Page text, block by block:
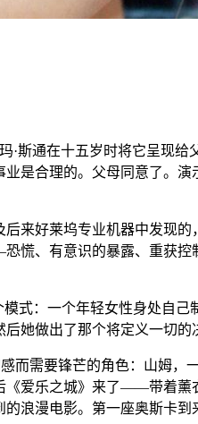
·斯通在十五岁时将它呈现
是合理的。父母同意了。演
来好莱坞专业机器中发现的
慌、有意识的暴露、重获
式：一个年轻女性身处自己
她做出了那个将定义一切的
而需要锋芒的角色：山姆，
《爱乐之城》来了——带着薰
浪漫电影。第一座奥斯卡到